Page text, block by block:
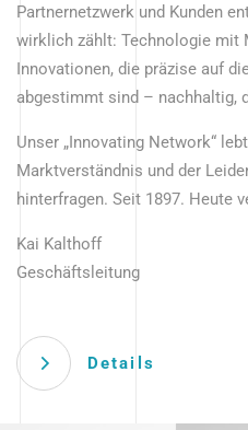
Partnernetzwerk und Kunden
wirklich zählt: Technologie mit
Innovationen, die präzise auf
abgestimmt sind – nachhaltig,
Unser „Innovating Network“
Marktverständnis und der
hinterfragen. Seit 1897. Heute
Kai Kalthoff
Geschäftsleitung
Details